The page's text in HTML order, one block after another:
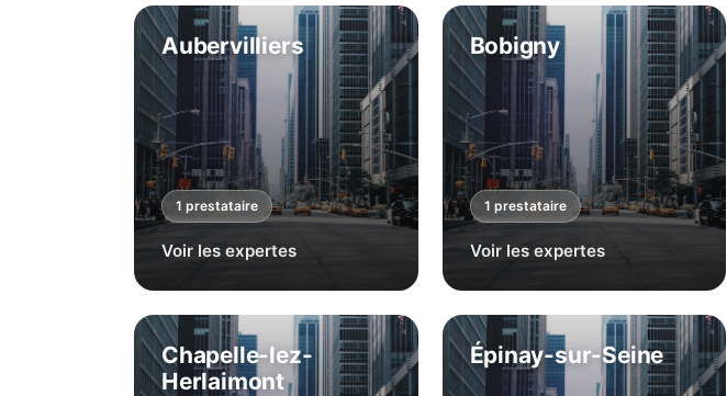
Aubervilliers
1 prestataire
Voir les expertes
Bobigny
1 prestataire
Voir les expertes
Chapelle-lez-
Herlaimont
Épinay-sur-Seine